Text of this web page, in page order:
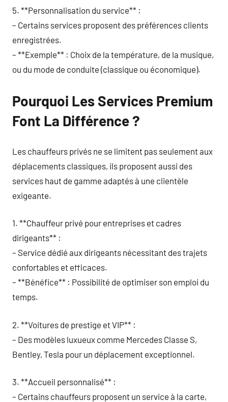
5. **Personnalisation du service** :
– Certains services proposent des préférences clients
enregistrées.
– **Exemple** : Choix de la température, de la musique,
ou du mode de conduite (classique ou économique).
Pourquoi Les Services Premium
Font La Différence ?
Les chauffeurs privés ne se limitent pas seulement aux
déplacements classiques, ils proposent aussi des
services haut de gamme adaptés à une clientèle
exigeante.
1. **Chauffeur privé pour entreprises et cadres
dirigeants** :
– Service dédié aux dirigeants nécessitant des trajets
confortables et efficaces.
– **Bénéfice** : Possibilité de optimiser son emploi du
temps.
2. **Voitures de prestige et VIP** :
– Des modèles luxueux comme Mercedes Classe S,
Bentley, Tesla pour un déplacement exceptionnel.
3. **Accueil personnalisé** :
– Certains chauffeurs proposent un service à la carte,